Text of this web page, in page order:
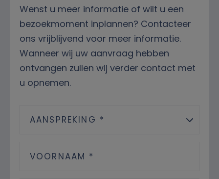
Wenst u meer informatie of wilt u een
bezoekmoment inplannen? Contacteer
ons vrijblijvend voor meer informatie.
Wanneer wij uw aanvraag hebben
ontvangen zullen wij verder contact met
u opnemen.
AANSPREKING *